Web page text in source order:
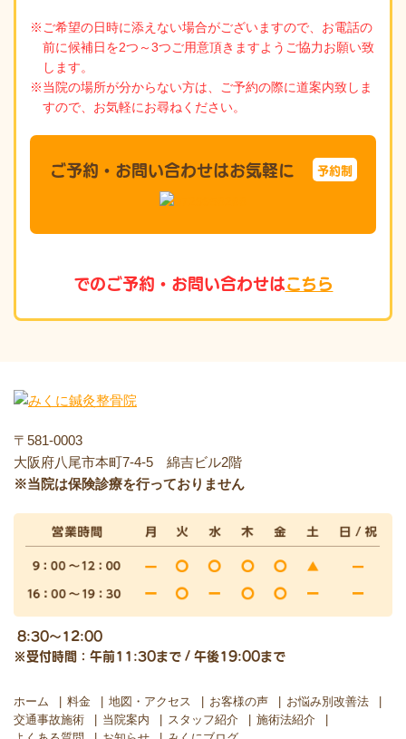
※ご希望の日時に添えない場合がございますので、お電話の
前に候補日を2つ～3つご用意頂きますようご協力お願い致
します。
※当院の場所が分からない方は、ご予約の際に道案内致しま
すので、お気軽にお尋ねください。
ご予約・お問い合わせはお気軽に 予約制
でのご予約・お問い合わせはこちら
〒581-0003
大阪府八尾市本町7-4-5 綿吉ビル2階
※当院は保険診療を行っておりません
8:30～12:00
※受付時間：午前11:30まで / 午後19:00まで
ホーム 料金 地図・アクセス お客様の声
お悩み別改善法
交通事故施術
当院案内 スタッフ紹介
施術法紹介